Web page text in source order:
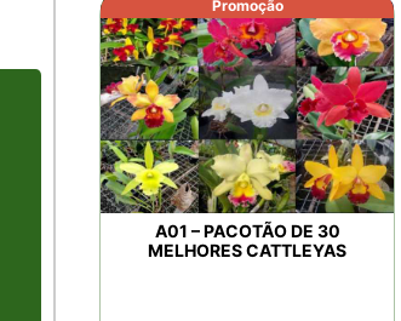
Promoção
A01 – PACOTÃO DE 30
MELHORES CATTLEYAS